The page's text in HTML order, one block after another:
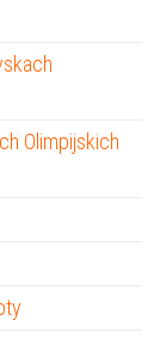
Olimpijskich